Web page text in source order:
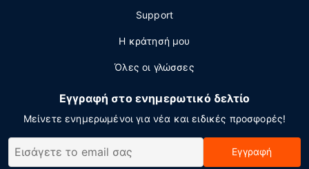
Support
Η κράτησή μου
Όλες οι γλώσσες
Εγγραφή στο ενημερωτικό δελτίο
Μείνετε ενημερωμένοι για νέα και ειδικές προσφορές!
Εγγραφή